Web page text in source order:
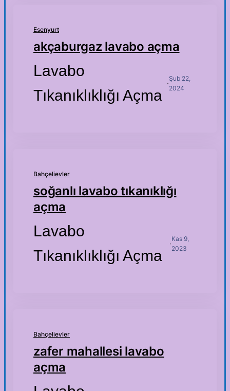
Esenyurt
akçaburgaz lavabo açma
Lavabo
Tıkanıklıklığı Açma
·
Şub 22,
2024
Bahçelievler
soğanlı lavabo tıkanıklığı
açma
Lavabo
Tıkanıklıklığı Açma
·
Kas 9,
2023
Bahçelievler
zafer mahallesi lavabo
açma